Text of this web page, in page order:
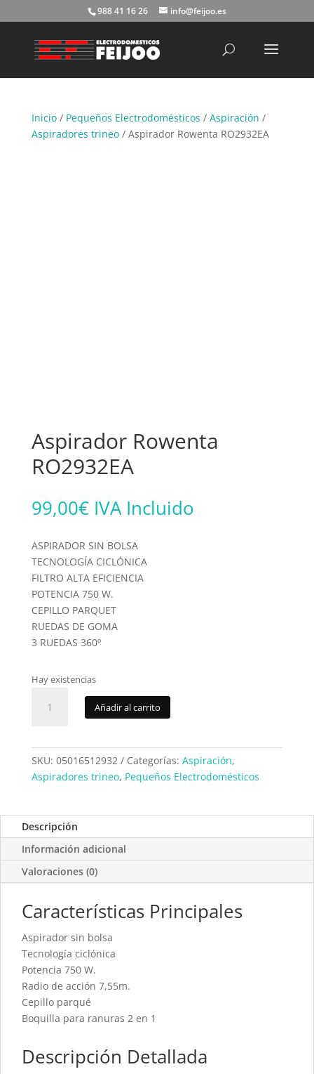
988 41 16 26 info@feijoo.es
Inicio/ Pequeños Electrodomésticos / Aspiración /
Aspiradores trineo/ Aspirador Rowenta RO2932EA
Aspirador Rowenta
RO2932EA
99,00€ IVA Incluido
ASPIRADOR SIN BOLSA
TECNOLOGÍA CICLÓNICA
FILTRO ALTA EFICIENCIA
POTENCIA 750 W.
CEPILLO PARQUET
RUEDAS DE GOMA
3 RUEDAS 360º
Hay existencias
Rowenta
Añadir al carrito
SKU: 05016512932 Categorías: Aspiración,
Aspiradores trineo, Pequeños Electrodomésticos
Descripción
Información adicional
Valoraciones (0)
Características Principales
Aspirador sin bolsa
Tecnología ciclónica
Potencia 750 W.
Radio de acción 7,55m.
Cepillo parqué
Boquilla para ranuras 2 en 1
Descripción Detallada